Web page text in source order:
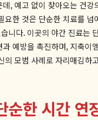
, 예고 없이 찾아오는 건
요한 것은 단순한 치료를
니다. 이곳의 야간 진료는
예방을 촉진하며, 지축
의 모범 사례로 자리매김
순한 시간 연